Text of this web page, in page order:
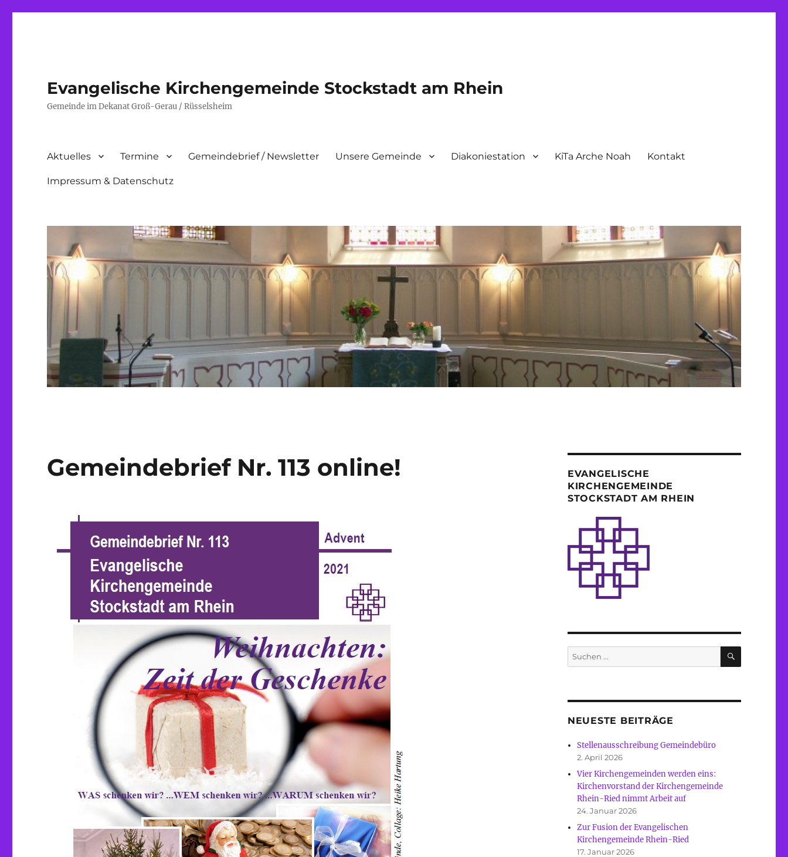
Evangelische Kirchengemeinde Stockstadt am Rhein
Gemeinde im Dekanat Groß-Gerau / Rüsselsheim
Aktuelles Termine Gemeindebrief / Newsletter Unsere Gemeinde Diakoniestation KiTa Arche Noah Kontakt
Impressum & Datenschutz
Gemeindebrief Nr. 113 online!
EVANGELISCHE
KIRCHENGEMEINDE
STOCKSTADT AM RHEIN
Suche
nach:
SUCHEN
NEUESTE BEITRÄGE
Stellenausschreibung Gemeindebüro
2. April 2026
Vier Kirchengemeinden werden eins:
Kirchenvorstand der Kirchengemeinde
Rhein-Ried nimmt Arbeit auf
24. Januar 2026
Zur Fusion der Evangelischen
Kirchengemeinde Rhein-Ried
17. Januar 2026